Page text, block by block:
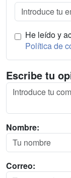
He leído y
Política de
Escribe tu
Nombre:
Correo: